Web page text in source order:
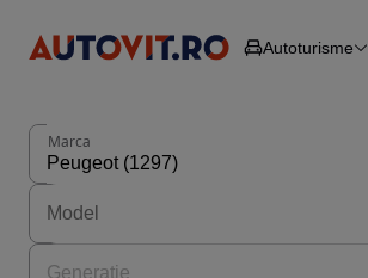
Autoturisme
Autoturisme
Marca